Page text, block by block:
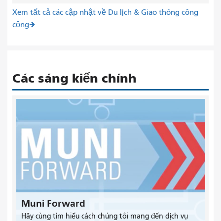
Xem tất cả các cập nhật về Du lịch & Giao thông công
cộng
Các sáng kiến ​​chính
Muni Forward
Hãy cùng tìm hiểu cách chúng tôi mang đến dịch vụ